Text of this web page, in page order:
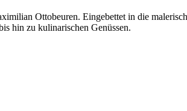
Ottobeuren. Eingebettet in die
hin zu kulinarischen Genüssen.